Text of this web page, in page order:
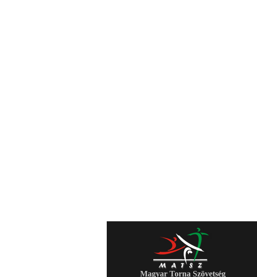
Magyar Torna Szövetség